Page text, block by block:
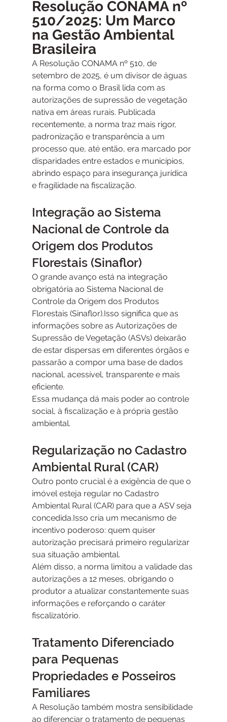
Resolução CONAMA nº
510/2025: Um Marco
na Gestão Ambiental
Brasileira
A Resolução CONAMA nº 510, de
setembro de 2025, é um divisor de águas
na forma como o Brasil lida com as
autorizações de supressão de vegetação
nativa em áreas rurais. Publicada
recentemente, a norma traz mais rigor,
padronização e transparência a um
processo que, até então, era marcado por
disparidades entre estados e municípios,
abrindo espaço para insegurança jurídica
e fragilidade na fiscalização.
Integração ao Sistema
Nacional de Controle da
Origem dos Produtos
Florestais (Sinaflor)
O grande avanço está na integração
obrigatória ao Sistema Nacional de
Controle da Origem dos Produtos
Florestais (Sinaflor).Isso significa que as
informações sobre as Autorizações de
Supressão de Vegetação (ASVs) deixarão
de estar dispersas em diferentes órgãos e
passarão a compor uma base de dados
nacional, acessível, transparente e mais
eficiente.
Essa mudança dá mais poder ao controle
social, à fiscalização e à própria gestão
ambiental.
Regularização no Cadastro
Ambiental Rural (CAR)
Outro ponto crucial é a exigência de que o
imóvel esteja regular no Cadastro
Ambiental Rural (CAR) para que a ASV seja
concedida.Isso cria um mecanismo de
incentivo poderoso: quem quiser
autorização precisará primeiro regularizar
sua situação ambiental.
Além disso, a norma limitou a validade das
autorizações a 12 meses, obrigando o
produtor a atualizar constantemente suas
informações e reforçando o caráter
fiscalizatório.
Tratamento Diferenciado
para Pequenas
Propriedades e Posseiros
Familiares
A Resolução também mostra sensibilidade
ao diferenciar o tratamento de pequenas